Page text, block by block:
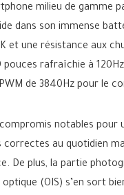
milieu de gamme
dans son immense
et une résistance aux
pouces rafraîchie à
de 3840Hz pour le
notables pour
au quotidien
De plus, la partie
(OIS) s’en sort